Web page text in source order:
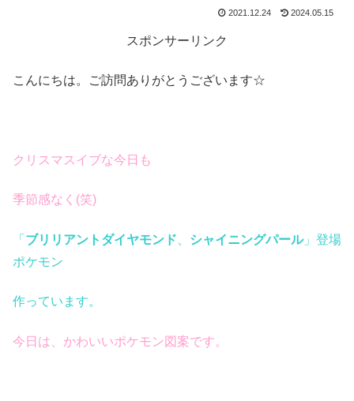
2021.12.24 2024.05.15
スポンサーリンク
こんにちは。ご訪問ありがとうございます☆
クリスマスイブな今日も
季節感なく(笑)
「 ブリリアントダイヤモンド シャイニングパール」登場
ポケモン
作っています。
今日は、かわいいポケモン図案です。